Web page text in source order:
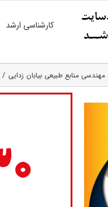
کارشناسی ارشد
منابع طبیعی بیابان زدایی